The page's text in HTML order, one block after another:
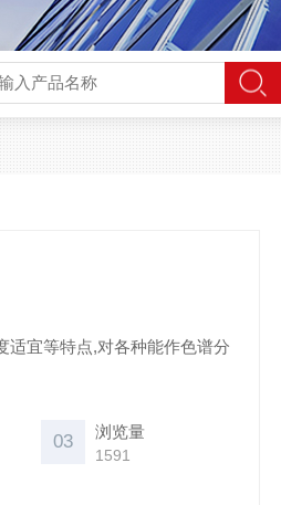
适宜等特点,对各种能作色谱分
03 浏览量
1591